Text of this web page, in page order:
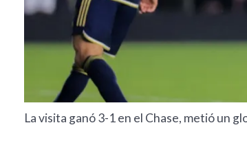
La visita ganó 3-1 en el Chase, metió un